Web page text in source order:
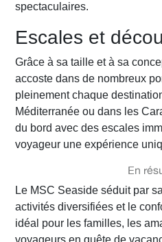
spectaculaires.
Escales et
Grâce à sa taille et à sa
accoste dans de nombreux
pleinement chaque
Méditerranée ou dans les
du bord avec des escales
voyageur une expérience
En
Le MSC Seaside séduit par
activités diversifiées et le
idéal pour les familles, les